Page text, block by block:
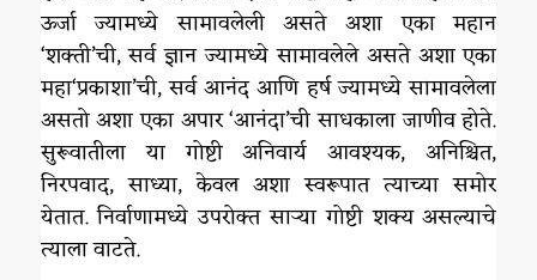
ऊर्जा ज्यामध्ये सामावलेली असते अशा एका महान
‘शक्ती’ची, सर्व ज्ञान ज्यामध्ये सामावलेले असते अशा एका
महा‘प्रकाशा’ची, सर्व आनंद आणि हर्ष ज्यामध्ये सामावलेला
असतो अशा एका अपार ‘आनंदा’ची साधकाला जाणीव होते.
सुरूवातीला या गोष्टी अनिवार्य आवश्यक, अनिश्चित,
निरपवाद, साध्या, केवल अशा स्वरूपात त्याच्या समोर
येतात. निर्वाणामध्ये उपरोक्त साऱ्या गोष्टी शक्य असल्याचे
त्याला वाटते.